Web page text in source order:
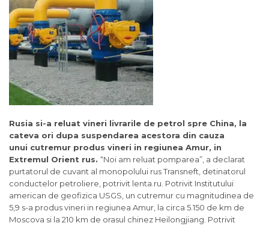
Rusia si-a reluat vineri livrarile de petrol spre China, la
cateva ori dupa suspendarea acestora din cauza
unui cutremur produs vineri in regiunea Amur, in
Extremul Orient rus. “Noi am reluat pomparea”, a declarat
purtatorul de cuvant al monopolului rus Transneft, detinatorul
conductelor petroliere, potrivit lenta.ru. Potrivit Institutului
american de geofizica USGS, un cutremur cu magnitudinea de
5,9 s-a produs vineri in regiunea Amur, la circa 5.150 de km de
Moscova si la 210 km de orasul chinez Heilongjiang. Potrivit